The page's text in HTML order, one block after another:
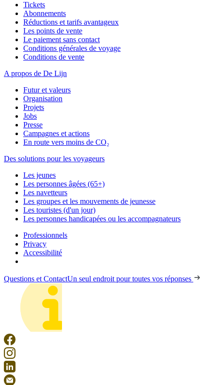
Tickets
Abonnements
Réductions et tarifs avantageux
Les points de vente
Le paiement sans contact
Conditions générales de voyage
Conditions de vente
A propos de De Lijn
Futur et valeurs
Organisation
Projets
Jobs
Presse
Campagnes et actions
En route vers moins de CO₂
Des solutions pour les voyageurs
Les jeunes
Les personnes âgées (65+)
Les navetteurs
Les groupes et les mouvements de jeunesse
Les touristes (d'un jour)
Les personnes handicapées ou les accompagnateurs
Professionnels
Privacy
Accessibilité
Questions et ContactUn seul endroit pour toutes vos réponses